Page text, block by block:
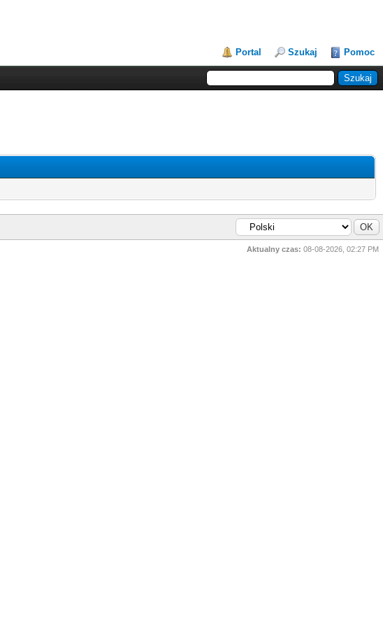
Portal Szukaj Pomoc
Aktualny czas: 08-08-2026, 02:27 PM